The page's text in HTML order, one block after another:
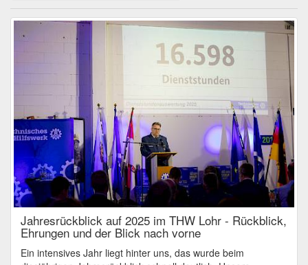
Jahresrückblick auf 2025 im THW Lohr - Rückblick,
Ehrungen und der Blick nach vorne
Ein intensives Jahr liegt hinter uns, das wurde beim